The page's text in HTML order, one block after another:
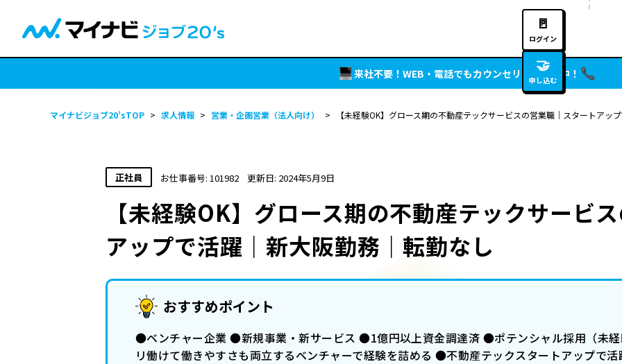
🚪
ログイン
🤝
申し込む
来社不要！WEB・電話でもカウンセリング実施中！
マイナビジョブ20’sTOP > 求人情報 > 営業・企画営業（法人向け） > 【未経験OK】グロース期の不動産テックサービスの営業職｜スタートアッ
正社員 お仕事番号: 101982 更新日: 2024年5月9日
【未経験OK】グロース期の不動産テックサービ
アップで活躍｜新大阪勤務｜転勤なし
おすすめポイント
●ベンチャー企業 ●新規事業・新サービス ●1億円以上資金調達済 ●ポテンシャル採用（未
リ働けて働きやすさも両立するベンチャーで経験を詰める ●不動産テックスタートアップで活